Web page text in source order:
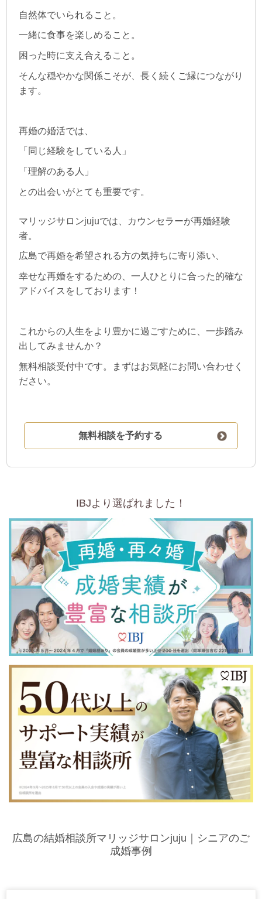
自然体でいられること。
一緒に食事を楽しめること。
困った時に支え合えること。
そんな穏やかな関係こそが、長く続くご縁につながり
ます。
再婚の婚活では、
「同じ経験をしている人」
「理解のある人」
との出会いがとても重要です。
マリッジサロンjujuでは、カウンセラーが再婚経験
者。
広島で再婚を希望される方の気持ちに寄り添い、
幸せな再婚をするための、一人ひとりに合った的確な
アドバイスをしております！
これからの人生をより豊かに過ごすために、一歩踏み
出してみませんか？
無料相談受付中です。まずはお気軽にお問い合わせく
ださい。
無料相談を予約する
IBJより選ばれました！
広島の結婚相談所マリッジサロンjuju｜シニアのご
成婚事例